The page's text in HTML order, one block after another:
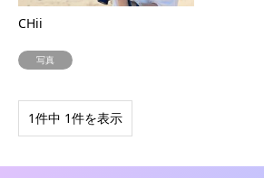
CHii
写真
1件中 1件を表示